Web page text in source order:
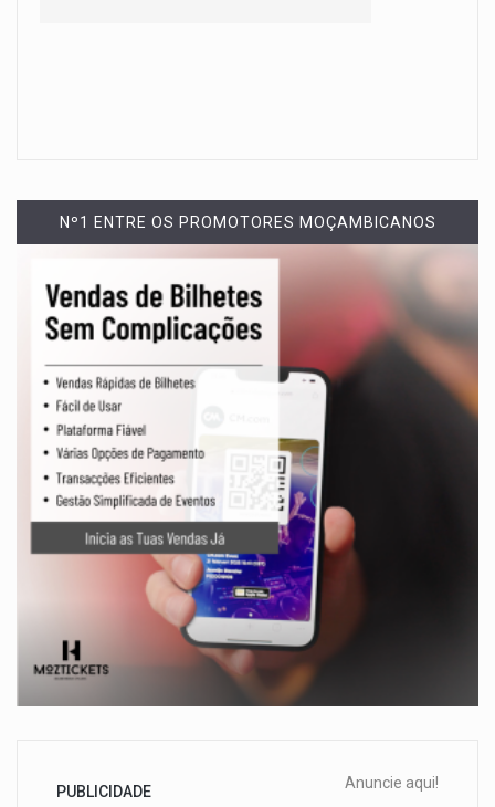
Nº1 ENTRE OS PROMOTORES MOÇAMBICANOS
PUBLICIDADE Anuncie aqui!